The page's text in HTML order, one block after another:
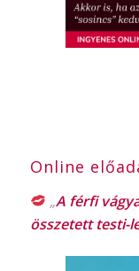
Online
„A férfi
összetett testi-